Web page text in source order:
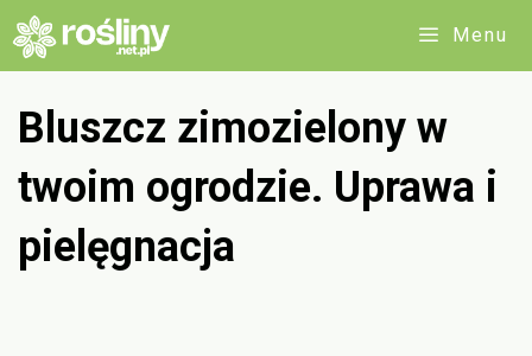
Przejdź
do
Menu
Bluszcz zimozielony w
twoim ogrodzie. Uprawa i
pielęgnacja